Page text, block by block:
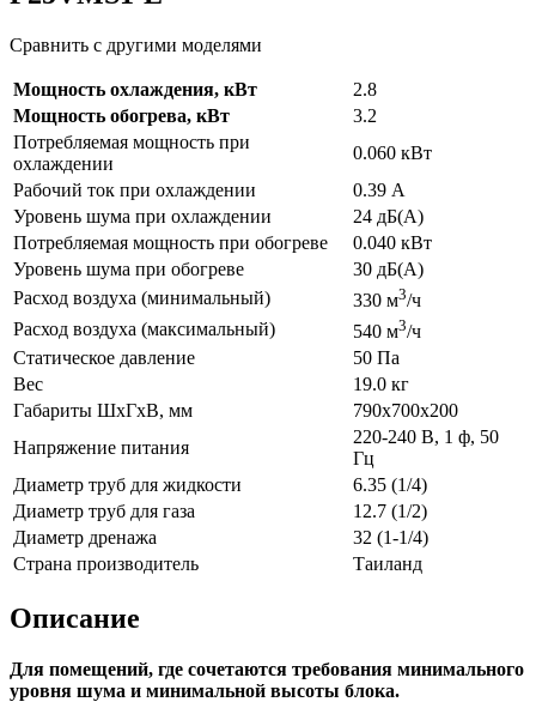
Сравнить с другими моделями
Мощность охлаждения, кВт
2.8
Мощность обогрева, кВт
3.2
Потребляемая мощность при
охлаждении
0.060 кВт
Рабочий ток при охлаждении
0.39 А
Уровень шума при охлаждении
24 дБ(А)
Потребляемая мощность при обогреве
0.040 кВт
Уровень шума при обогреве
30 дБ(А)
Расход воздуха (минимальный)
330 м3/ч
Расход воздуха (максимальный)
540 м3/ч
Статическое давление
50 Па
Вес
19.0 кг
Габариты ШхГхВ, мм
790x700x200
Напряжение питания
220-240 В, 1 ф, 50
Гц
Диаметр труб для жидкости
6.35 (1/4)
Диаметр труб для газа
12.7 (1/2)
Диаметр дренажа
32 (1-1/4)
Страна производитель
Таиланд
Описание
Для помещений, где сочетаются требования минимального
уровня шума и минимальной высоты блока.